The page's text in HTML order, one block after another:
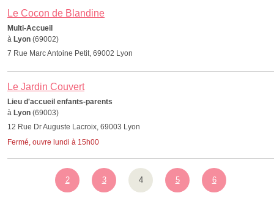
Le Cocon de Blandine
Multi-Accueil
à Lyon (69002)
7 Rue Marc Antoine Petit, 69002 Lyon
Le Jardin Couvert
Lieu d'accueil enfants-parents
à Lyon (69003)
12 Rue Dr Auguste Lacroix, 69003 Lyon
Fermé, ouvre lundi à 15h00
2 3 4 5 6